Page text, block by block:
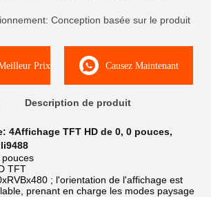
Conception basée sur le produit
Prix Causez Maintenant
Description de produit
4Affichage TFT HD de 0, 0 pouces,
pouces
TFT
; l'orientation de l'affichage est
prenant en charge les modes paysage